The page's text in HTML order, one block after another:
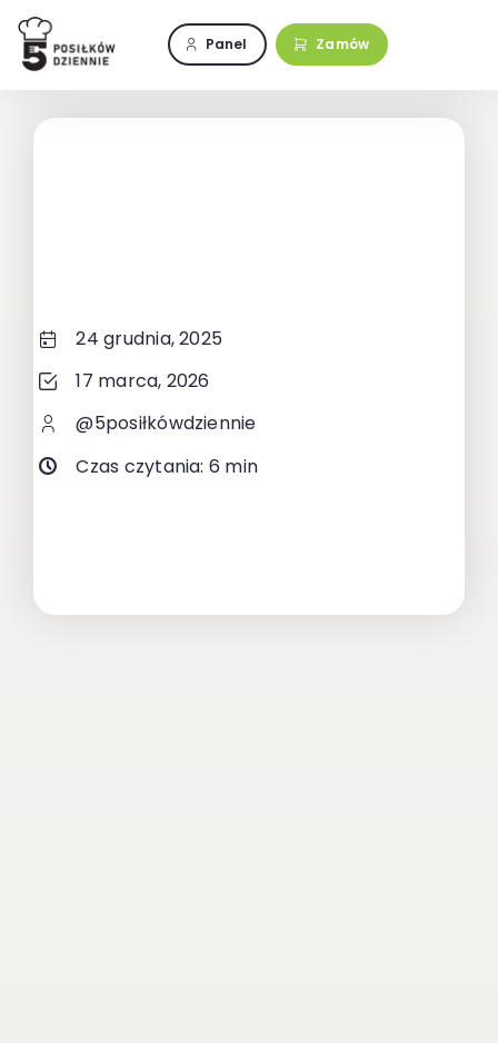
Przejdź
zawartości
Panel Zamów
24 grudnia, 2025
17 marca, 2026
@5posiłkówdziennie
Czas czytania: 6 min